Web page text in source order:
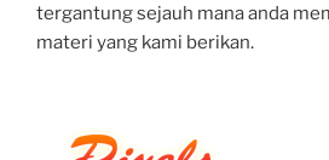
tergantung sejauh mana anda
materi yang kami berikan.